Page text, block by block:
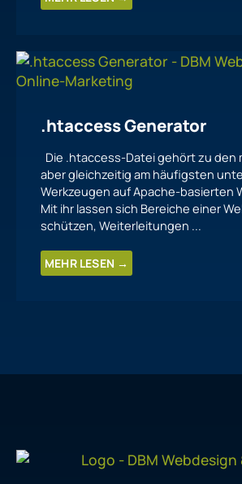
.htaccess Generator
Die .htaccess-Datei gehört zu den
aber gleichzeitig am häufigsten
Werkzeugen auf Apache-basierten
Mit ihr lassen sich Bereiche einer
schützen, Weiterleitungen ...
MEHR LESEN →